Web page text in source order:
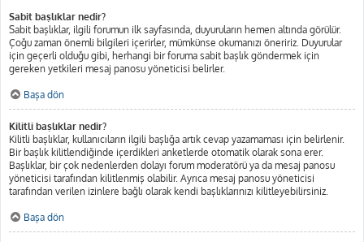
Sabit başlıklar nedir?
Sabit başlıklar, ilgili forumun ilk sayfasında, duyuruların hemen altında görülür.
Çoğu zaman önemli bilgileri içerirler, mümkünse okumanızı öneririz. Duyurular
için geçerli olduğu gibi, herhangi bir foruma sabit başlık göndermek için
gereken yetkileri mesaj panosu yöneticisi belirler.
Başa dön
Kilitli başlıklar nedir?
Kilitli başlıklar, kullanıcıların ilgili başlığa artık cevap yazamaması için belirlenir.
Bir başlık kilitlendiğinde içerdikleri anketlerde otomatik olarak sona erer.
Başlıklar, bir çok nedenlerden dolayı forum moderatörü ya da mesaj panosu
yöneticisi tarafından kilitlenmiş olabilir. Ayrıca mesaj panosu yöneticisi
tarafından verilen izinlere bağlı olarak kendi başlıklarınızı kilitleyebilirsiniz.
Başa dön